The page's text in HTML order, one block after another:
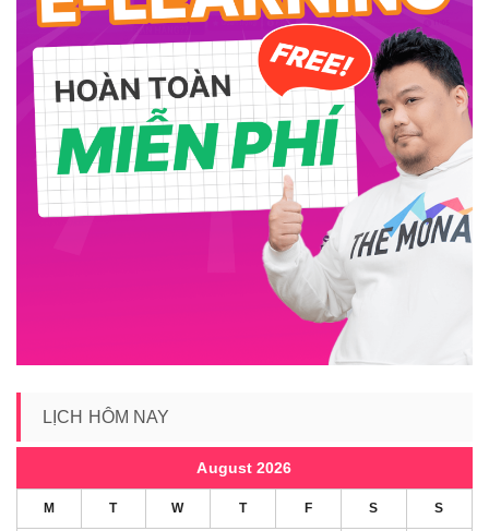
LỊCH HÔM NAY
August 2026
M T W T F S S